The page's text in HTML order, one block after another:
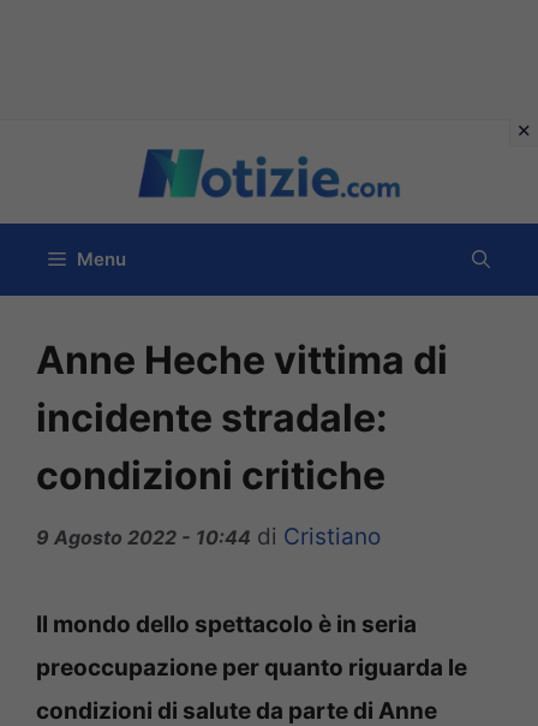
contenuto
Menu
Anne Heche vittima di
incidente stradale:
condizioni critiche
9 Agosto 2022 - 10:44 di Cristiano
Il mondo dello spettacolo è in seria
preoccupazione per quanto riguarda le
condizioni di salute da parte di Anne